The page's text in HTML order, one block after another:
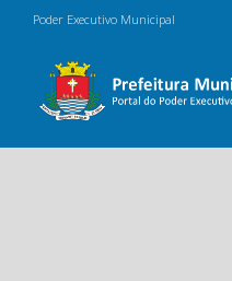
Poder Executivo Municipal